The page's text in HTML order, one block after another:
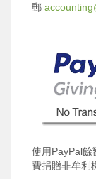
郵
使用PayPal餘
費捐贈非牟利